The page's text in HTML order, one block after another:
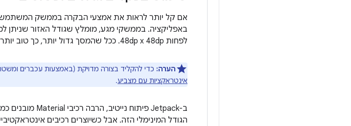
אם קל יותר לראות את אמצעי הבקרה בממשק
באפליקציה. בממשקי מגע, מומלץ שגודל האזור שניתן
לפחות 48dp‎ x 48dp. ככל שהמסך גדול יותר, כך טוב יותר.
הערה: כדי להקליד בצורה מדויקת (באמצעות עכברים
אינטראקציות עם מצביע.
ב-Jetpack פיתוח נייטיב, הרבה רכיבי Material מובנים כמו
הגודל המינימלי הזה. אבל כשיוצרים רכיבים